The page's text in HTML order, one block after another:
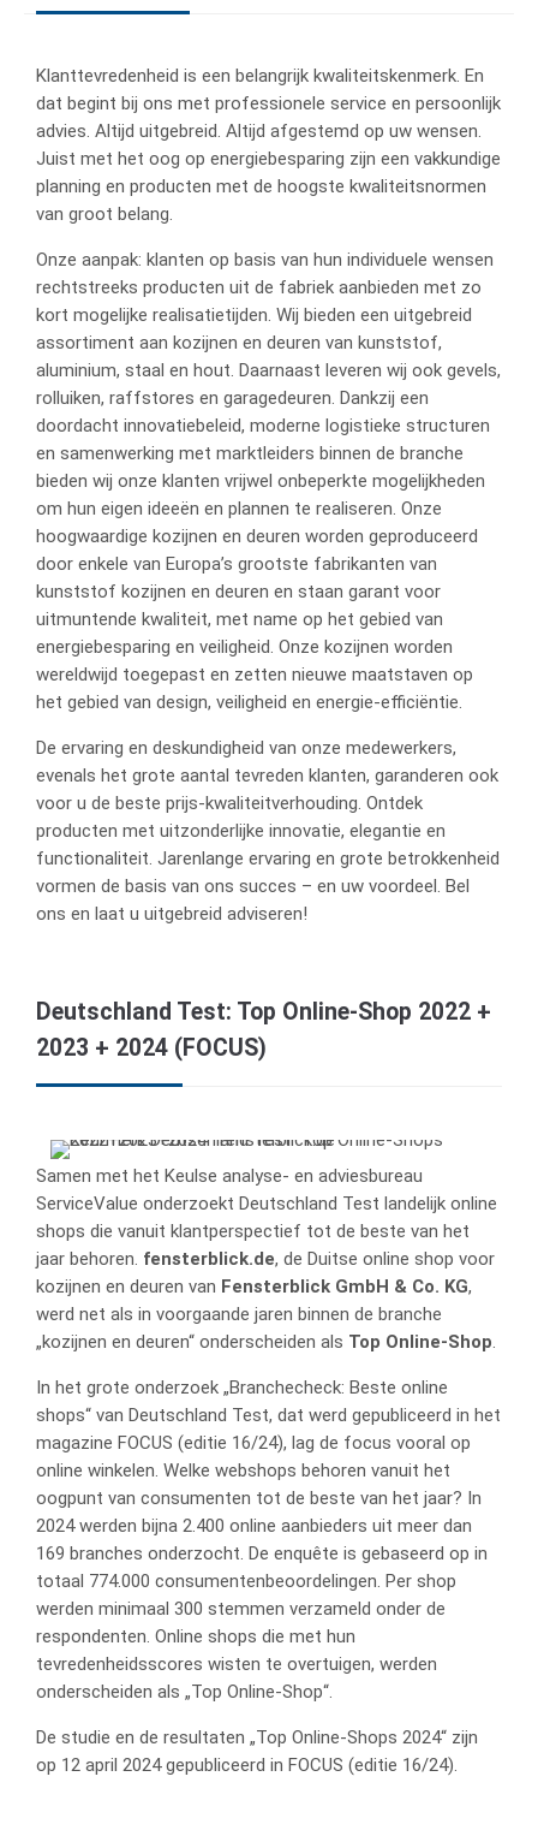
Klanttevredenheid is een belangrijk kwaliteitskenmerk. En
dat begint bij ons met professionele service en persoonlijk
advies. Altijd uitgebreid. Altijd afgestemd op uw wensen.
Juist met het oog op energiebesparing zijn een vakkundige
planning en producten met de hoogste kwaliteitsnormen
van groot belang.
Onze aanpak: klanten op basis van hun individuele wensen
rechtstreeks producten uit de fabriek aanbieden met zo
kort mogelijke realisatietijden. Wij bieden een uitgebreid
assortiment aan kozijnen en deuren van kunststof,
aluminium, staal en hout. Daarnaast leveren wij ook gevels,
rolluiken, raffstores en garagedeuren. Dankzij een
doordacht innovatiebeleid, moderne logistieke structuren
en samenwerking met marktleiders binnen de branche
bieden wij onze klanten vrijwel onbeperkte mogelijkheden
om hun eigen ideeën en plannen te realiseren. Onze
hoogwaardige kozijnen en deuren worden geproduceerd
door enkele van Europa’s grootste fabrikanten van
kunststof kozijnen en deuren en staan garant voor
uitmuntende kwaliteit, met name op het gebied van
energiebesparing en veiligheid. Onze kozijnen worden
wereldwijd toegepast en zetten nieuwe maatstaven op
het gebied van design, veiligheid en energie-efficiëntie.
De ervaring en deskundigheid van onze medewerkers,
evenals het grote aantal tevreden klanten, garanderen ook
voor u de beste prijs-kwaliteitverhouding. Ontdek
producten met uitzonderlijke innovatie, elegantie en
functionaliteit. Jarenlange ervaring en grote betrokkenheid
vormen de basis van ons succes – en uw voordeel. Bel
ons en laat u uitgebreid adviseren!
Deutschland Test: Top Online-Shop 2022 +
2023 + 2024 (FOCUS)
Samen met het Keulse analyse- en adviesbureau
ServiceValue onderzoekt Deutschland Test landelijk online
shops die vanuit klantperspectief tot de beste van het
jaar behoren. fensterblick.de, de Duitse online shop voor
kozijnen en deuren van Fensterblick GmbH & Co. KG,
werd net als in voorgaande jaren binnen de branche
„kozijnen en deuren“ onderscheiden als Top Online-Shop.
In het grote onderzoek „Branchecheck: Beste online
shops“ van Deutschland Test, dat werd gepubliceerd in het
magazine FOCUS (editie 16/24), lag de focus vooral op
online winkelen. Welke webshops behoren vanuit het
oogpunt van consumenten tot de beste van het jaar? In
2024 werden bijna 2.400 online aanbieders uit meer dan
169 branches onderzocht. De enquête is gebaseerd op in
totaal 774.000 consumentenbeoordelingen. Per shop
werden minimaal 300 stemmen verzameld onder de
respondenten. Online shops die met hun
tevredenheidsscores wisten te overtuigen, werden
onderscheiden als „Top Online-Shop“.
De studie en de resultaten „Top Online-Shops 2024“ zijn
op 12 april 2024 gepubliceerd in FOCUS (editie 16/24).